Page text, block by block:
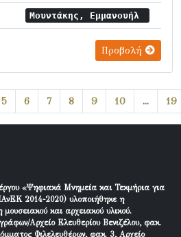
Μουντάκης, Εμμανουήλ
Προβολή
5 6 7 8 9 10 ... 19
«Ψηφιακά Μνημεία και Τεκμήρια για
2014-2020) υλοποιήθηκε η
και αρχειακού υλικού.
Αρχείο Ελευθερίου Βενιζέλου, φακ.
Φιλελευθέρων, φακ. 3, Αρχείο